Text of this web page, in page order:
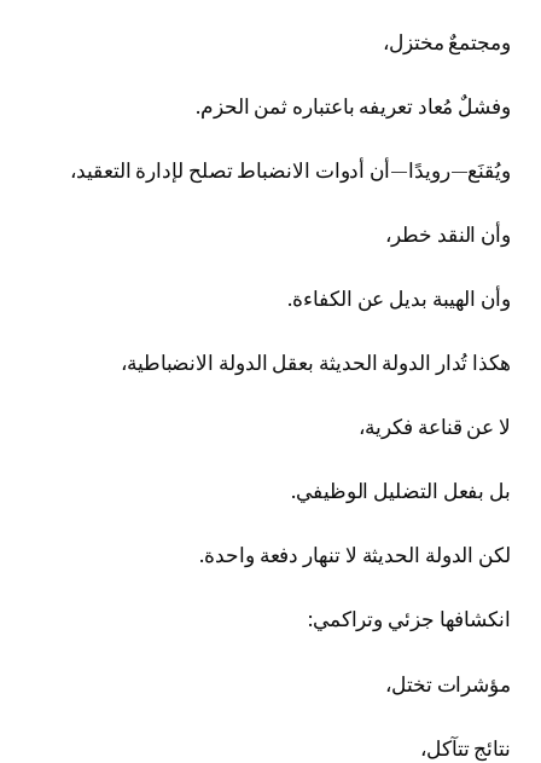
ومجتمعٌ مختزل،
وفشلٌ مُعاد تعريفه باعتباره ثمن الحزم.
ويُقنَع—رويدًا—أن أدوات الانضباط تصلح لإدارة التعقيد،
وأن النقد خطر،
وأن الهيبة بديل عن الكفاءة.
هكذا تُدار الدولة الحديثة بعقل الدولة الانضباطية،
لا عن قناعة فكرية،
بل بفعل التضليل الوظيفي.
لكن الدولة الحديثة لا تنهار دفعة واحدة.
انكشافها جزئي وتراكمي:
مؤشرات تختل،
نتائج تتآكل،